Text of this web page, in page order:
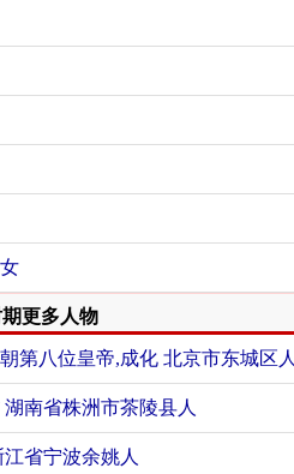
期更多人物
第八位皇帝,成化 北京市东城区人
湖南省株洲市茶陵县人
江省宁波余姚人